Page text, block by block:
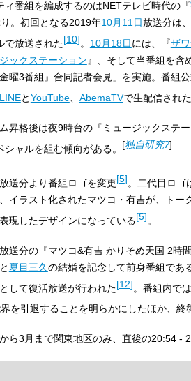
ィ番組を編成するのはNETテレビ時代の『
。初回となる2019年10月11日放送分は
で放送された[10]。 10月18日には、『ザ
ックステーション 』、そして当番組を含
曜3番組』合同記者会見」を実施。番組公
とYouTube、 AbemaTVで生配信された
昇格後は夜9時台の『ミュージックステ
ャルを組む傾向がある。 [独自研究?]
放送分より番組ロゴを変更[5]。二代目ロゴ
イラスト化されたマツコ・有吉が、トー
現したデザインになっている[5]。
放送分の『マツコ&有吉 かりそめ天国 2時
夏目三久の結婚を記念して前身番組であ
して復活放送が行われた[12]。番組内で
を引退することを明らかにしたほか、
ら3月まで関東地区のみ、直後の20:54 -